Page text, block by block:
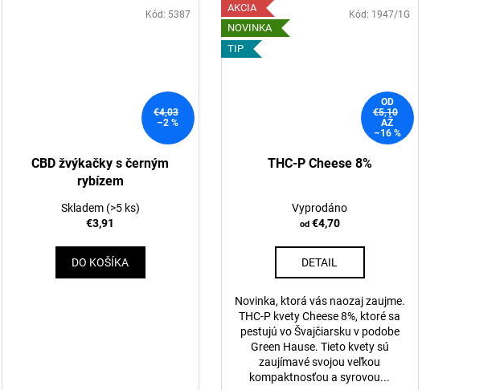
€4,03
–2 %
CBD žvýkačky s černým
rybízem
Skladem (>5 ks)
€3,91
DO KOŠÍKA
Kód: 5387
AKCIA
NOVINKA
TIP
OD
€5,10
AŽ
–16 %
THC-P Cheese 8%
Vyprodáno
od€4,70
DETAIL
Novinka, ktorá vás naozaj zaujme.
THC-P kvety Cheese 8%, ktoré sa
pestujú vo Švajčiarsku v podobe
Green Hause. Tieto kvety sú
zaujímavé svojou veľkou
kompaktnosťou a syrovou...
Kód: 1947/1G